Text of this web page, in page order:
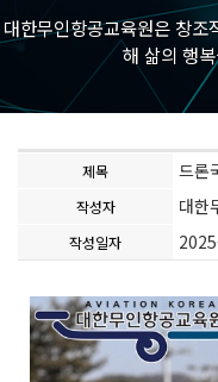
대한무인항공교육원은 창조
해 삶의 행
제목 드론
작성자 대한
작성일자